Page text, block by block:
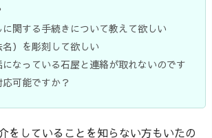
関する手続きについて教えて欲しい
）を彫刻して欲しい
なっている石屋と連絡が取れないのです
可能ですか？
をしていることを知らない方もいたの